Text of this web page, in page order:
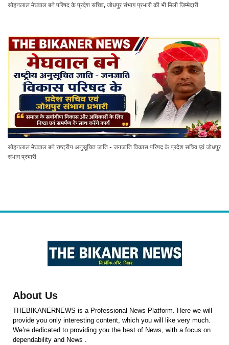
सोहनलाल मेघवाल बने परिषद के प्रदेश सचिव, जोधपुर संभाग प्रभारी की भी मिली जिम्मेदारी
सोहनलाल मेघवाल बने राष्ट्रीय अनुसूचित जाति - जनजाति विकास परिषद के प्रदेश सचिव एवं जोधपुर
संभाग प्रभारी
About Us
THEBIKANERNEWS is a Professional News Platform. Here we will
provide you only interesting content, which you will like very much.
We’re dedicated to providing you the best of News, with a focus on
dependability and News .